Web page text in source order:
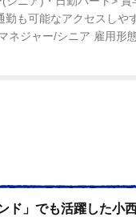
も可能なアクセスしや
ネジャー/シニア 雇用形
ド」でも活躍した